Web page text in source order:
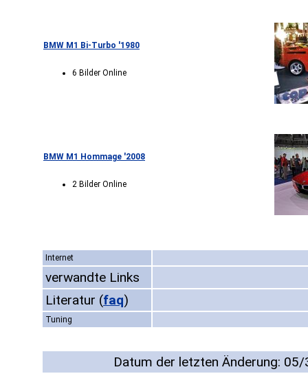
BMW M1 Bi-Turbo '1980
6 Bilder Online
BMW M1 Hommage '2008
2 Bilder Online
Internet
verwandte Links
Literatur (faq)
Tuning
Datum der letzten Änderung: